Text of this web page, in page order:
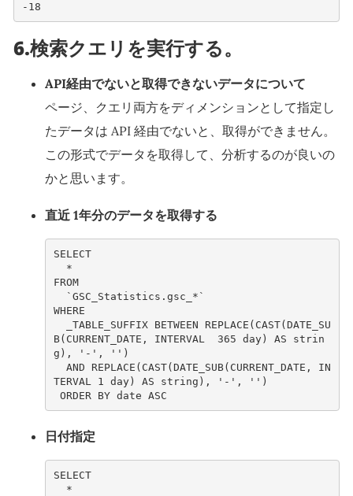
- 18
6.検索クエリを実行する。
API経由でないと取得できないデータについて
ページ、クエリ両方をディメンションとして指定し
たデータは API 経由でないと、取得ができません。
この形式でデータを取得して、分析するのが良いの
かと思います。
直近 1年分のデータを取得する
SELECT
*
FROM
` GSC_Statistics . gsc_ *`
WHERE
_TABLE_SUFFIX
BETWEEN REPLACE ( CAST(DATE_SU
B( CURRENT_DATE , INTERVAL 365 day) AS
strin
g ), '-' , '' )
AND
REPLACE ( CAST(DATE_SUB( CURRENT_DATE ,
IN
TERVAL
1 day) AS string ), '-' , '' )
ORDER
BY date ASC
日付指定
SELECT
*